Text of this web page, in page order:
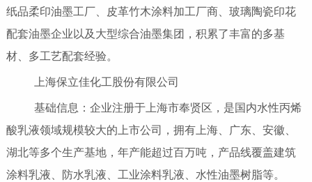
纸品柔印油墨工厂、皮革竹木涂料加工厂商、玻璃陶瓷印花
配套油墨企业以及大型综合油墨集团，积累了丰富的多基
材、多工艺配套经验。
上海保立佳化工股份有限公司
基础信息：企业注册于上海市奉贤区，是国内水性丙烯
酸乳液领域规模较大的上市公司，拥有上海、广东、安徽、
湖北等多个生产基地，年产能超过百万吨，产品线覆盖建筑
涂料乳液、防水乳液、工业涂料乳液、水性油墨树脂等。